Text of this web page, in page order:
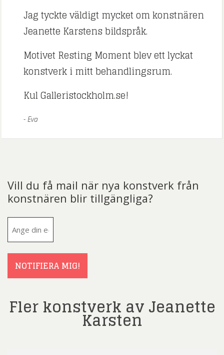
Jag tyckte väldigt mycket om konstnären
Jeanette Karstens bildspråk.
Motivet Resting Moment blev ett lyckat
konstverk i mitt behandlingsrum.
Kul Galleristockholm.se!
Eva
Vill du få mail när nya konstverk från
konstnären blir tillgängliga?
NOTIFIERA MIG!
Fler konstverk av Jeanette
Karsten